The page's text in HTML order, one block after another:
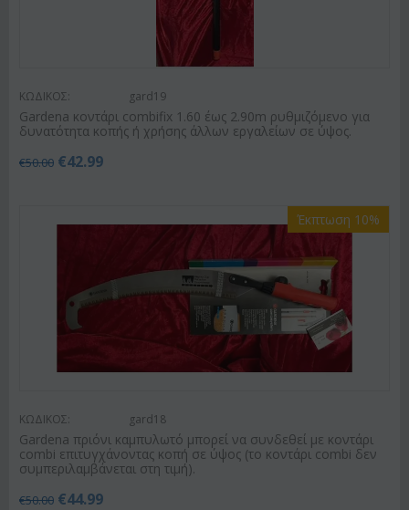
ΚΩΔΙΚΟΣ: gard19
Gardena κοντάρι combifix 1.60 έως 2.90m ρυθμιζόμενο για
δυνατότητα κοπής ή χρήσης άλλων εργαλείων σε ύψος.
€50.00 €42.99
Έκπτωση 10%
ΚΩΔΙΚΟΣ: gard18
Gardena πριόνι καμπυλωτό μπορεί να συνδεθεί με κοντάρι
combi επιτυγχάνοντας κοπή σε ύψος (το κοντάρι combi δεν
συμπεριλαμβάνεται στη τιμή).
€50.00 €44.99